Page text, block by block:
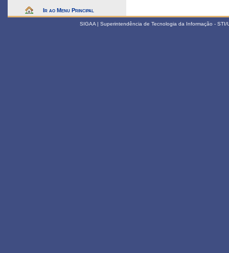
Ir ao Menu Principal
SIGAA | Superintendência de Tecnologia da Informação -